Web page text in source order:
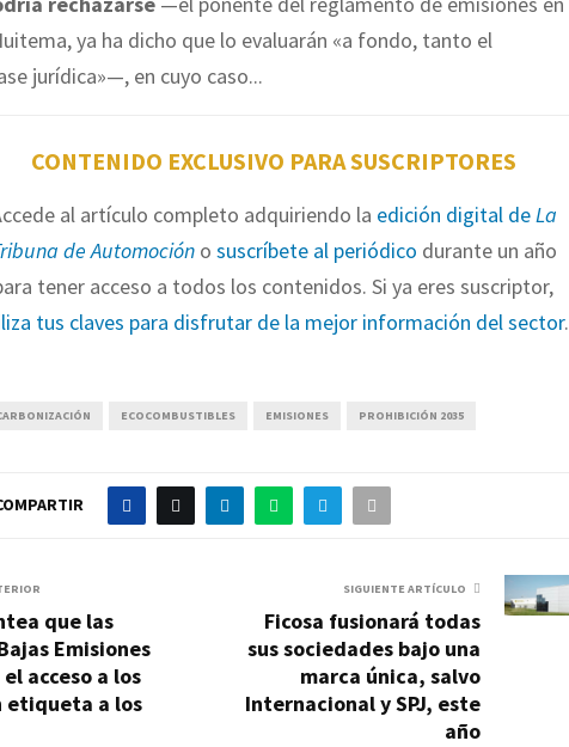
ya ha dicho que lo evaluarán «a fondo, tanto el
jurídica»—, en cuyo caso...
CONTENIDO EXCLUSIVO PARA SUSCRIPTORES
al artículo completo adquiriendo la edición digital deLa
de Automocióno suscríbete al periódico durante un año
tener acceso a todos los contenidos. Si ya eres suscriptor,
tus claves para disfrutar de la mejor información del sector.
ECOCOMBUSTIBLES EMISIONES PROHIBICIÓN 2035
que las
Emisiones
acceso a los
etiqueta a los
SIGUIENTE ARTÍCULO
Ficosa fusionará todas
sus sociedades bajo una
marca única, salvo
Internacional y SPJ, este
año